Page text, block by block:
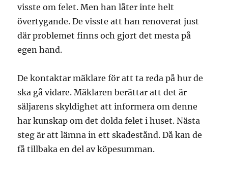
visste om felet. Men han låter inte helt
övertygande. De visste att han renoverat just
där problemet finns och gjort det mesta på
egen hand.
De kontaktar mäklare för att ta reda på hur de
ska gå vidare. Mäklaren berättar att det är
säljarens skyldighet att informera om denne
har kunskap om det dolda felet i huset. Nästa
steg är att lämna in ett skadestånd. Då kan de
få tillbaka en del av köpesumman.